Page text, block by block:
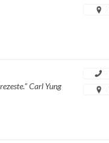
Carl Yung